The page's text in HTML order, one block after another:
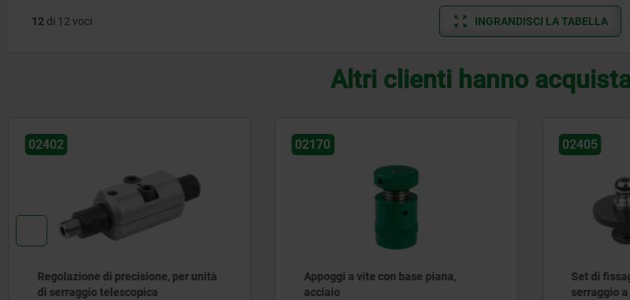
12 di 12 voci INGRANDISCI LA TABELLA
Altri clienti hanno
02170
Appoggi a vite con base piana,
acciaio
02405
Set di fissaggio per tecnica di
serraggio a punto zero per supporto
02350
Elementi